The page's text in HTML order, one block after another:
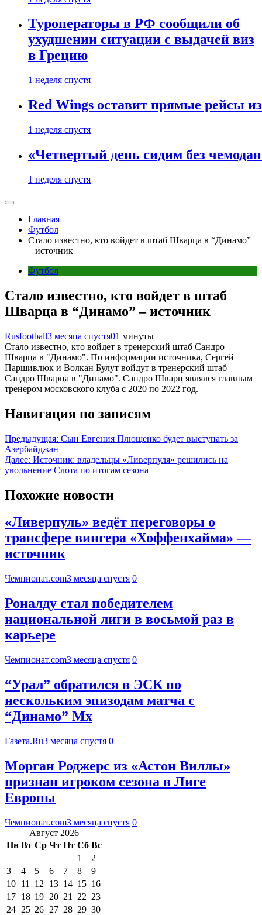
Туроператоры в РФ сообщили об
ухудшении ситуации с выдачей виз
в Грецию
1 неделя спустя
Red Wings оставит прямые рейсы
1 неделя спустя
«Четвертый день сидим без
1 неделя спустя
Главная
Футбол
Стало известно, кто войдет в штаб Шварца в “Динамо”
– источник
Футбол
Стало известно, кто войдет в штаб
Шварца в “Динамо” – источник
Rusfootball3 месяца спустя01 минуты
Стало известно, кто войдет в тренерский штаб Сандро
Шварца в "Динамо". По информации источника, Сергей
Паршивлюк и Волкан Булут войдут в тренерский штаб
Сандро Шварца в "Динамо". Сандро Шварц являлся главным
тренером московского клуба с 2020 по 2022 год.
Навигация по записям
Предыдущая: Сын Евгения Плющенко будет выступать за
Азербайджан
Далее: Источник: владельцы «Ливерпуля» решились на
увольнение Слота по итогам сезона
Похожие новости
«Ливерпуль» ведёт переговоры о
трансфере вингера «Хоффенхайма» —
источник
Чемпионат.com3 месяца спустя 0
Роналду стал победителем
национальной лиги в восьмой раз в
карьере
Чемпионат.com3 месяца спустя 0
“Урал” обратился в ЭСК по
нескольким эпизодам матча с
“Динамо” Мх
Газета.Ru3 месяца спустя 0
Морган Роджерс из «Астон Виллы»
признан игроком сезона в Лиге
Европы
Чемпионат.com3 месяца спустя 0
Август 2026
Пн Вт Ср Чт Пт Сб Вс
1
2
3
4 5 6 7 8
9
10 11 12 13 14 15 16
17 18 19 20 21 22 23
24 25 26 27 28 29 30